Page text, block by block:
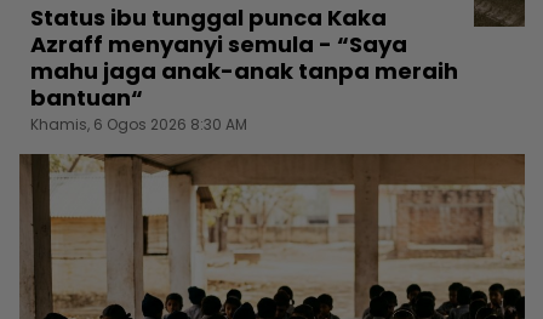
Status ibu tunggal punca Kaka
Azraff menyanyi semula - “Saya
mahu jaga anak-anak tanpa meraih
bantuan“
Khamis, 6 Ogos 2026 8:30 AM